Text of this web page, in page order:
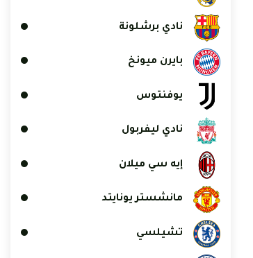
نادي برشلونة
بايرن ميونخ
يوفنتوس
نادي ليفربول
إيه سي ميلان
مانشستر يونايتد
تشيلسي